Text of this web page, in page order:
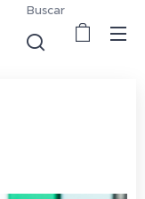
Buscar